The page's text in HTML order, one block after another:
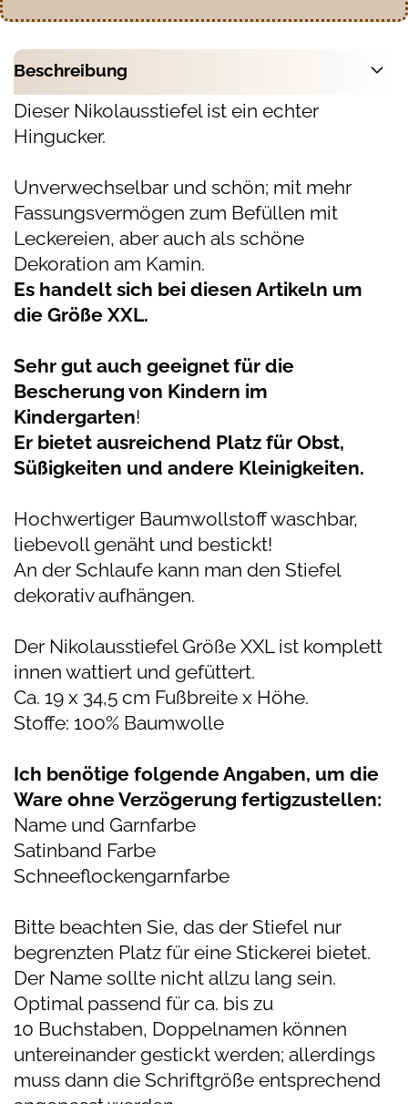
Beschreibung
Dieser Nikolausstiefel ist ein echter
Hingucker.
Unverwechselbar und schön; mit mehr
Fassungsvermögen zum Befüllen mit
Leckereien, aber auch als schöne
Dekoration am Kamin.
Es handelt sich bei diesen Artikeln um
die Größe XXL.
Sehr gut auch geeignet für die
Bescherung von Kindern im
Kindergarten!
Er bietet ausreichend Platz für Obst,
Süßigkeiten und andere Kleinigkeiten.
Hochwertiger Baumwollstoff waschbar,
liebevoll genäht und bestickt!
An der Schlaufe kann man den Stiefel
dekorativ aufhängen.
Der Nikolausstiefel Größe XXL ist komplett
innen wattiert und gefüttert.
Ca. 19 x 34,5 cm Fußbreite x Höhe.
Stoffe: 100% Baumwolle
Ich benötige folgende Angaben, um die
Ware ohne Verzögerung fertigzustellen:
Name und Garnfarbe
Satinband Farbe
Schneeflockengarnfarbe
Bitte beachten Sie, das der Stiefel nur
begrenzten Platz für eine Stickerei bietet.
Der Name sollte nicht allzu lang sein.
Optimal passend für ca. bis zu
10 Buchstaben, Doppelnamen können
untereinander gestickt werden; allerdings
muss dann die Schriftgröße entsprechend